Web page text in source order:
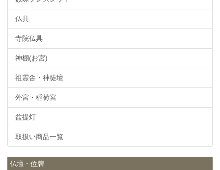
仏具
寺院仏具
神棚(お宮)
祖霊舎・神徒壇
外宮・稲荷宮
盆提灯
取扱い商品一覧
仏壇・位牌